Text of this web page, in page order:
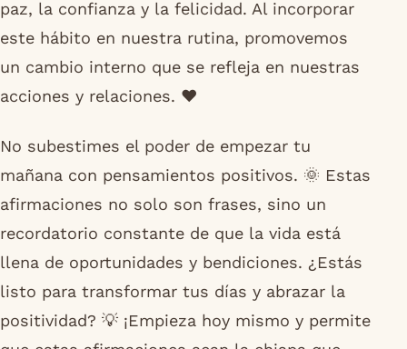
paz, la confianza y la felicidad. Al incorporar
este hábito en nuestra rutina, promovemos
un cambio interno que se refleja en nuestras
acciones y relaciones. ❤️
No subestimes el poder de empezar tu
mañana con pensamientos positivos. 🌞 Estas
afirmaciones no solo son frases, sino un
recordatorio constante de que la vida está
llena de oportunidades y bendiciones. ¿Estás
listo para transformar tus días y abrazar la
positividad? 💡 ¡Empieza hoy mismo y permite